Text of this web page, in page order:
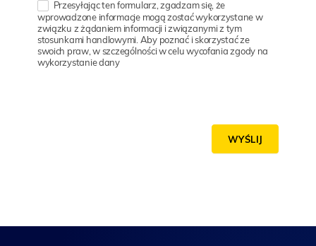
Przesyłając ten formularz, zgadzam się, że
wprowadzone informacje mogą zostać wykorzystane w
związku z żądaniem informacji i związanymi z tym
stosunkami handlowymi. Aby poznać i skorzystać ze
swoich praw, w szczególności w celu wycofania zgody na
wykorzystanie dany
WYŚLIJ